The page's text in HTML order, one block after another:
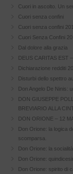
Cuori in ascolto. Un
Cuori senza confini
Cuori senza confini
Cuori Senza Confini
Dal dolore alla grazia
DEUS CARITAS EST
Dichiarazione redditi
Disturbi dello spettro
Don Angelo De Ninis:
DON GIUSEPPE
BREVIARIO ALLA
DON ORIONE – 12
Don Orione: la logica
scomparsa.
Don Orione: la
Don Orione:
Don Orione: spirito di